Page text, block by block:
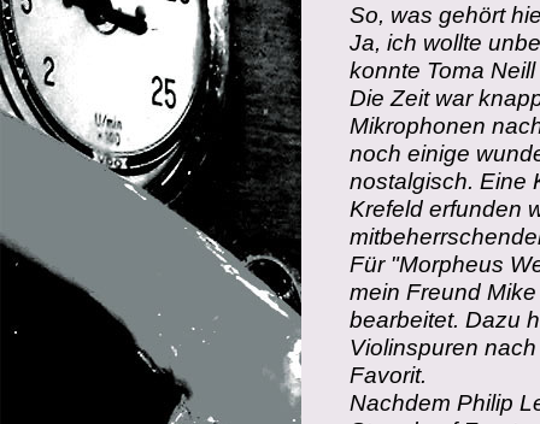
So, was gehört
Ja, ich wollte
konnte Toma
Die Zeit war
Mikrophonen
noch einige
nostalgisch. Eine
Krefeld erfunden
Für "Morpheus
mein Freund
bearbeitet. Dazu
Violinspuren
Favorit.
Nachdem Philip